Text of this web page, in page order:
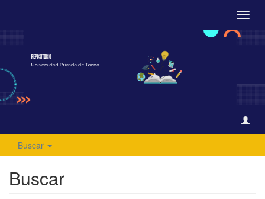
Buscar
Buscar